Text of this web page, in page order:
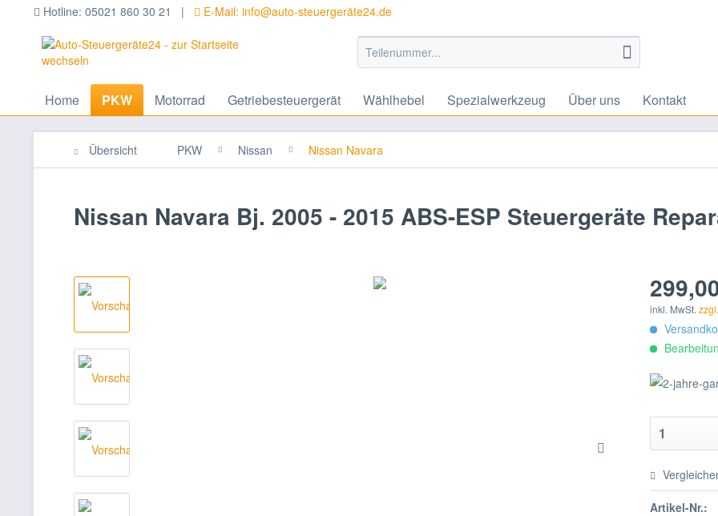
Hotline: 05021 860 30 21 | E-Mail: info@auto-steuergeräte24.de
Home PKW Motorrad Getriebesteuergerät Wählhebel Spezialwerkzeug Über uns Kontakt
Übersicht PKW Nissan Nissan Navara
Nissan Navara Bj. 2005 - 2015 ABS-ESP Steuergeräte
inkl. MwSt.
Artikel-Nr.: